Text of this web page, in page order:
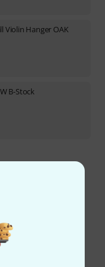
Violin Hanger OAK
B-Stock
29 €
wertvolle Violine